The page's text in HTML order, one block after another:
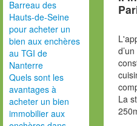
Barreau des
Hauts-de-Seine
pour acheter un
bien aux enchères
au TGI de
Nanterre
Quels sont les
avantages à
acheter un bien
immobilier aux
La